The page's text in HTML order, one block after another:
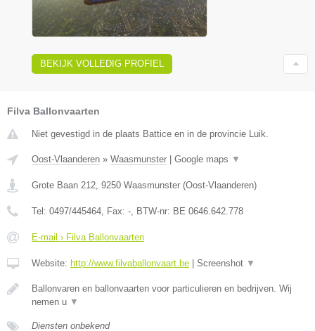
BEKIJK VOLLEDIG PROFIEL
Filva Ballonvaarten
Niet gevestigd in de plaats Battice en in de provincie Luik.
Oost-Vlaanderen » Waasmunster Google maps ▼
Grote Baan 212, 9250 Waasmunster (Oost-Vlaanderen)
Tel: 0497/445464, Fax: -, BTW-nr: BE 0646.642.778
E-mail › Filva Ballonvaarten
Website: http://www.filvaballonvaart.be Screenshot ▼
Ballonvaren en ballonvaarten voor particulieren en bedrijven. Wij
nemen u ▼
Diensten onbekend